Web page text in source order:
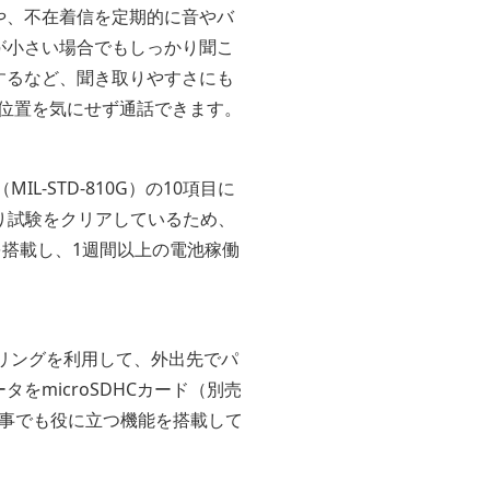
不在着信を定期的に音やバ
さい場合でもしっかり聞こ
など、聞き取りやすさにも
を気にせず通話できます。
MIL-STD-810G）の10項目に
験をクリアしているため、
載し、1週間以上の電池稼働
ングを利用して、外出先でパ
をmicroSDHCカード（別売
でも役に立つ機能を搭載して